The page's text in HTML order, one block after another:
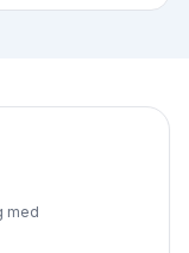
med